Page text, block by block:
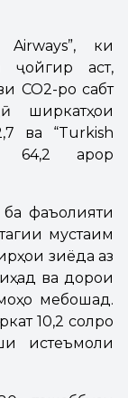
ки
аст,
CO2-ро сабт
ширкатҳои
ва “Turkish
64,2 қарор
фаъолияти
мустақим
зиёда аз
ва дорои
мебошад.
10,2 солро
истеъмоли